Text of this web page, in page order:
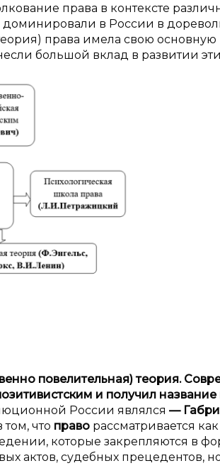
права в контексте
доминировали в России в
права имела свою
большой вклад в развитии
повелительная) теория.
и получил
России являлся —
что право рассматривается
которые закрепляются в
актов, судебных прецедентов,